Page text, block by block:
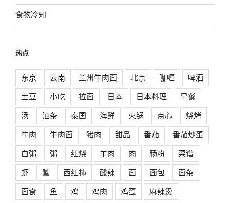
食物冷知
热点
东京 云南 兰州牛肉面 北京 咖喱
啤酒
土豆
小吃 拉面 日本 日本料理
早餐
汤
油条 泰国 海鲜 火锅 点心
烧烤
牛肉
牛肉面 猪肉 甜品 番茄
番茄炒蛋
白粥
粥 红烧 羊肉 肉 肠粉
菜谱
虾
蟹 西红柿 酸辣 面 面包
面条
面食
鱼 鸡 鸡肉 鸡蛋 麻辣烫